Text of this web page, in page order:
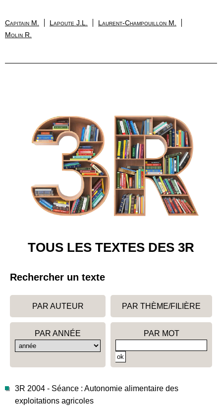
Capitain M. Lapoute J.L.
Laurent-Champouillon M.
Molin R.
TOUS LES TEXTES DES 3R
Rechercher un texte
PAR AUTEUR PAR THÈME/FILIÈRE
PAR ANNÉE PAR MOT
3R 2004 - Séance : Autonomie alimentaire des
exploitations agricoles